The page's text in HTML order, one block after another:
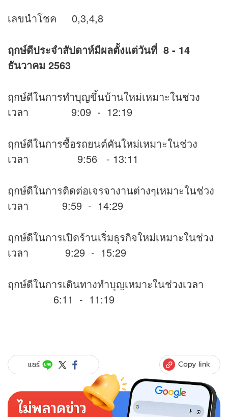
เลขนำโชค 0,3,4,8
ฤกษ์ดีประจำสัปดาห์มีผลตั้งแต่วันที่ 8 - 14
ธันวาคม 2563
ฤกษ์ดีในการทำบุญขึ้นบ้านใหม่เหมาะในช่วง
เวลา 9:09 - 12:19
ฤกษ์ดีในการซื้อรถยนต์คันใหม่เหมาะในช่วง
เวลา 9:56 - 13:11
ฤกษ์ดีในการติดต่อเจรจางานต่างๆเหมาะในช่วง
เวลา 9:59 - 14:29
ฤกษ์ดีในการเปิดร้านเริ่มธุรกิจใหม่เหมาะในช่วง
เวลา 9:29 - 15:29
ฤกษ์ดีในการเดินทางทำบุญเหมาะในช่วงเวลา
6:11 - 11:19
แชร์ Copy link